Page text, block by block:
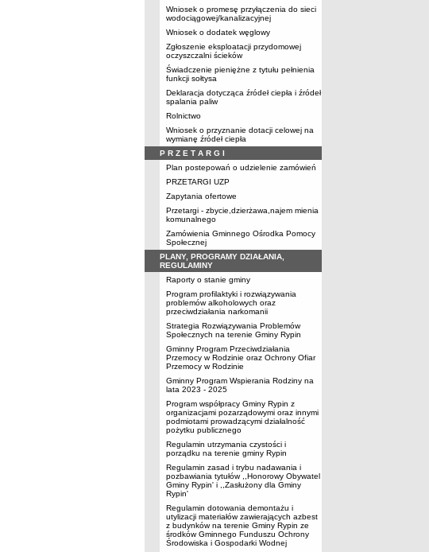
Wniosek o promesę przyłączenia do sieci
wodociągowej/kanalizacyjnej
Wniosek o dodatek węglowy
Zgłoszenie eksploatacji przydomowej
oczyszczalni ścieków
Świadczenie pieniężne z tytułu pełnienia
funkcji sołtysa
Deklaracja dotycząca źródeł ciepła i źródeł
spalania paliw
Rolnictwo
Wniosek o przyznanie dotacji celowej na
wymianę źródeł ciepła
P R Z E T A R G I
Plan postepowań o udzielenie zamówień
PRZETARGI UZP
Zapytania ofertowe
Przetargi - zbycie,dzierżawa,najem mienia
komunalnego
Zamówienia Gminnego Ośrodka Pomocy
Społecznej
PLANY, PROGRAMY DZIAŁANIA,
REGULAMINY
Raporty o stanie gminy
Program profilaktyki i rozwiązywania
problemów alkoholowych oraz
przeciwdziałania narkomanii
Strategia Rozwiązywania Problemów
Społecznych na terenie Gminy Rypin
Gminny Program Przeciwdziałania
Przemocy w Rodzinie oraz Ochrony Ofiar
Przemocy w Rodzinie
Gminny Program Wspierania Rodziny na
lata 2023 - 2025
Program współpracy Gminy Rypin z
organizacjami pozarządowymi oraz innymi
podmiotami prowadzącymi działalność
pożytku publicznego
Regulamin utrzymania czystości i
porządku na terenie gminy Rypin
Regulamin zasad i trybu nadawania i
pozbawiania tytułów ,,Honorowy Obywatel
Gminy Rypin' i ,,Zasłużony dla Gminy
Rypin'
Regulamin dotowania demontażu i
utylizacji materiałów zawierających azbest
z budynków na terenie Gminy Rypin ze
środków Gminnego Funduszu Ochrony
Środowiska i Gospodarki Wodnej